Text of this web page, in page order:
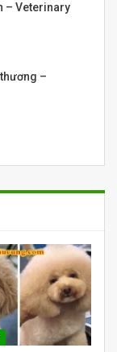
– Veterinary
–